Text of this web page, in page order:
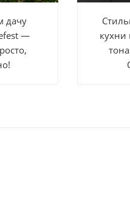
дачу
—
кухни